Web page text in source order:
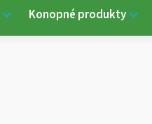
Konopné produkty